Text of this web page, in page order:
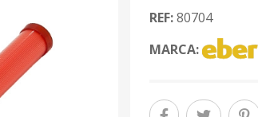
REF:80704
MARCA: